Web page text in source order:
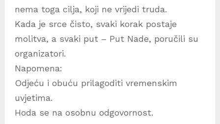
nema toga cilja, koji ne vrijedi truda.
Kada je srce čisto, svaki korak postaje
molitva, a svaki put – Put Nade, poručili su
organizatori.
Napomena:
Odjeću i obuću prilagoditi vremenskim
uvjetima.
Hoda se na osobnu odgovornost.